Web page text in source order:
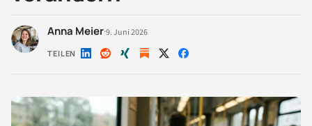
Anna Meier·9. Juni 2026
TEILEN Auf Auf Auf Auf Auf